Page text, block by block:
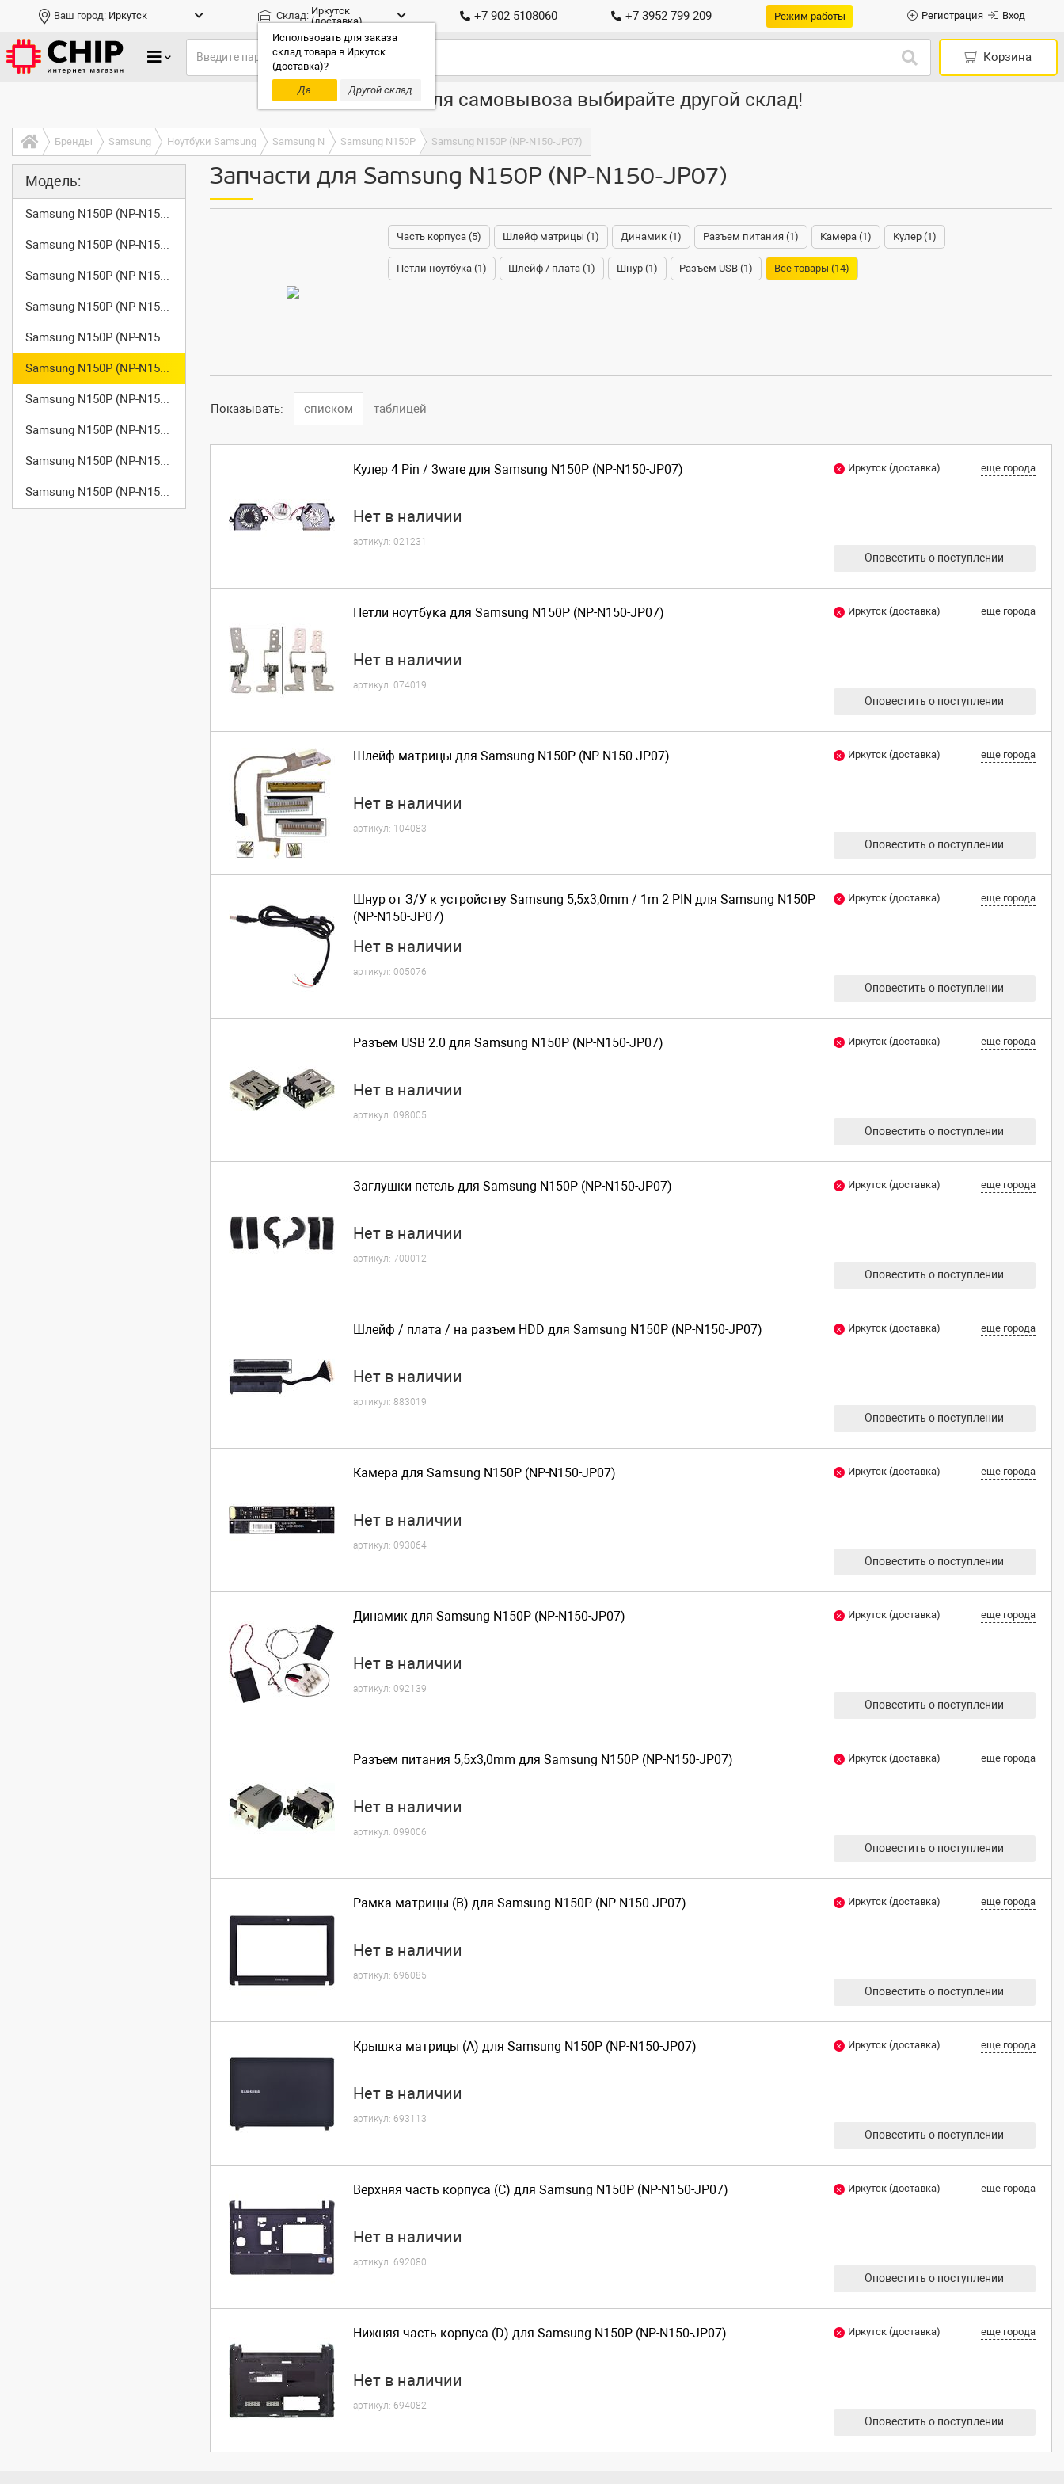
Ваш город: Иркутск Склад: Иркутск
(доставка)
Использовать для заказа
склад товара в Иркутск
(доставка)?
Да
Другой склад
+7 902 5108060 +7 3952 799 209 Режим работы Регистрация Вход
Корзина
Только доставка, для самовывоза выбирайте другой склад!
Бренды Samsung Ноутбуки Samsung Samsung N Samsung N150P Samsung N150P (NP-N150-JP07)
Модель:
Samsung N150P (NP-N150-JP01)
Samsung N150P (NP-N150-JP02)
Samsung N150P (NP-N150-JP04)
Samsung N150P (NP-N150-JP05)
Samsung N150P (NP-N150-JP06)
Samsung N150P (NP-N150-JP07)
Samsung N150P (NP-N150-JP08)
Samsung N150P (NP-N150-JP09)
Samsung N150P (NP-N150-JP0A)
Samsung N150P (NP-N150-JP0B)
Запчасти для Samsung N150P (NP-N150-JP07)
Часть корпуса (5) Шлейф матрицы (1) Динамик (1) Разъем питания (1) Камера (1) Кулер (1)
Петли ноутбука (1) Шлейф / плата (1) Шнур (1) Разъем USB (1) Все товары (14)
Показывать: списком таблицей
Кулер 4 Pin / 3ware для Samsung N150P (NP-N150-JP07)
Нет в наличии
артикул: 021231
Иркутск (доставка) еще города
Оповестить о поступлении
Петли ноутбука для Samsung N150P (NP-N150-JP07)
Нет в наличии
артикул: 074019
Иркутск (доставка) еще города
Оповестить о поступлении
Шлейф матрицы для Samsung N150P (NP-N150-JP07)
Нет в наличии
артикул: 104083
Иркутск (доставка) еще города
Оповестить о поступлении
Шнур от З/У к устройству Samsung 5,5x3,0mm / 1m 2 PIN для Samsung N150P
(NP-N150-JP07)
Нет в наличии
артикул: 005076
Иркутск (доставка) еще города
Оповестить о поступлении
Разъем USB 2.0 для Samsung N150P (NP-N150-JP07)
Нет в наличии
артикул: 098005
Иркутск (доставка) еще города
Оповестить о поступлении
Заглушки петель для Samsung N150P (NP-N150-JP07)
Нет в наличии
артикул: 700012
Иркутск (доставка) еще города
Оповестить о поступлении
Шлейф / плата / на разъем HDD для Samsung N150P (NP-N150-JP07)
Нет в наличии
артикул: 883019
Иркутск (доставка) еще города
Оповестить о поступлении
Камера для Samsung N150P (NP-N150-JP07)
Нет в наличии
артикул: 093064
Иркутск (доставка) еще города
Оповестить о поступлении
Динамик для Samsung N150P (NP-N150-JP07)
Нет в наличии
артикул: 092139
Иркутск (доставка) еще города
Оповестить о поступлении
Разъем питания 5,5x3,0mm для Samsung N150P (NP-N150-JP07)
Нет в наличии
артикул: 099006
Иркутск (доставка) еще города
Оповестить о поступлении
Рамка матрицы (B) для Samsung N150P (NP-N150-JP07)
Нет в наличии
артикул: 696085
Иркутск (доставка) еще города
Оповестить о поступлении
Крышка матрицы (A) для Samsung N150P (NP-N150-JP07)
Нет в наличии
артикул: 693113
Иркутск (доставка) еще города
Оповестить о поступлении
Верхняя часть корпуса (C) для Samsung N150P (NP-N150-JP07)
Нет в наличии
артикул: 692080
Иркутск (доставка) еще города
Оповестить о поступлении
Нижняя часть корпуса (D) для Samsung N150P (NP-N150-JP07)
Нет в наличии
артикул: 694082
Иркутск (доставка) еще города
Оповестить о поступлении